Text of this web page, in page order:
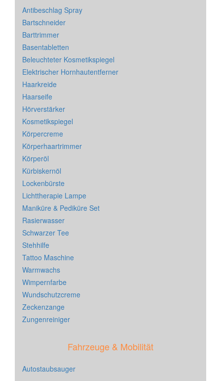
Antibeschlag Spray
Bartschneider
Barttrimmer
Basentabletten
Beleuchteter Kosmetikspiegel
Elektrischer Hornhautentferner
Haarkreide
Haarseife
Hörverstärker
Kosmetikspiegel
Körpercreme
Körperhaartrimmer
Körperöl
Kürbiskernöl
Lockenbürste
Lichttherapie Lampe
Maniküre & Pediküre Set
Rasierwasser
Schwarzer Tee
Stehhilfe
Tattoo Maschine
Warmwachs
Wimpernfarbe
Wundschutzcreme
Zeckenzange
Zungenreiniger
Fahrzeuge & Mobilität
Autostaubsauger